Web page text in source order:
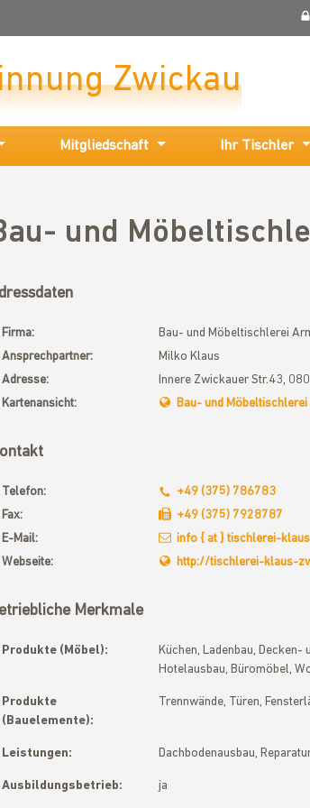
Zwickau
Mitgliedschaft Ihr Tischler
und
Firma:
Bau- und Möbeltischlerei
Ansprechpartner:
Milko Klaus
Adresse:
Innere Zwickauer Str.43,
Kartenansicht:
Bau- und
Telefon:
+49 (375) 786783
Fax:
+49 (375) 7928787
E-Mail:
info { at } tischlerei-
Webseite:
http://tischlerei-klaus-
Merkmale
Produkte (Möbel):
Küchen, Ladenbau,
Hotelausbau, Büromöbel,
Produkte
(Bauelemente):
Trennwände, Türen,
Leistungen: Dachbodenausbau,
Ausbildungsbetrieb: ja